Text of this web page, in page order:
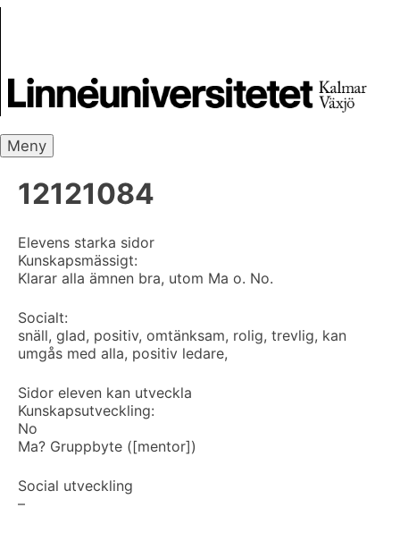
Meny
12121084
Elevens starka sidor
Kunskapsmässigt:
Klarar alla ämnen bra, utom Ma o. No.
Socialt:
snäll, glad, positiv, omtänksam, rolig, trevlig, kan
umgås med alla, positiv ledare,
Sidor eleven kan utveckla
Kunskapsutveckling:
No
Ma? Gruppbyte ([mentor])
Social utveckling
–